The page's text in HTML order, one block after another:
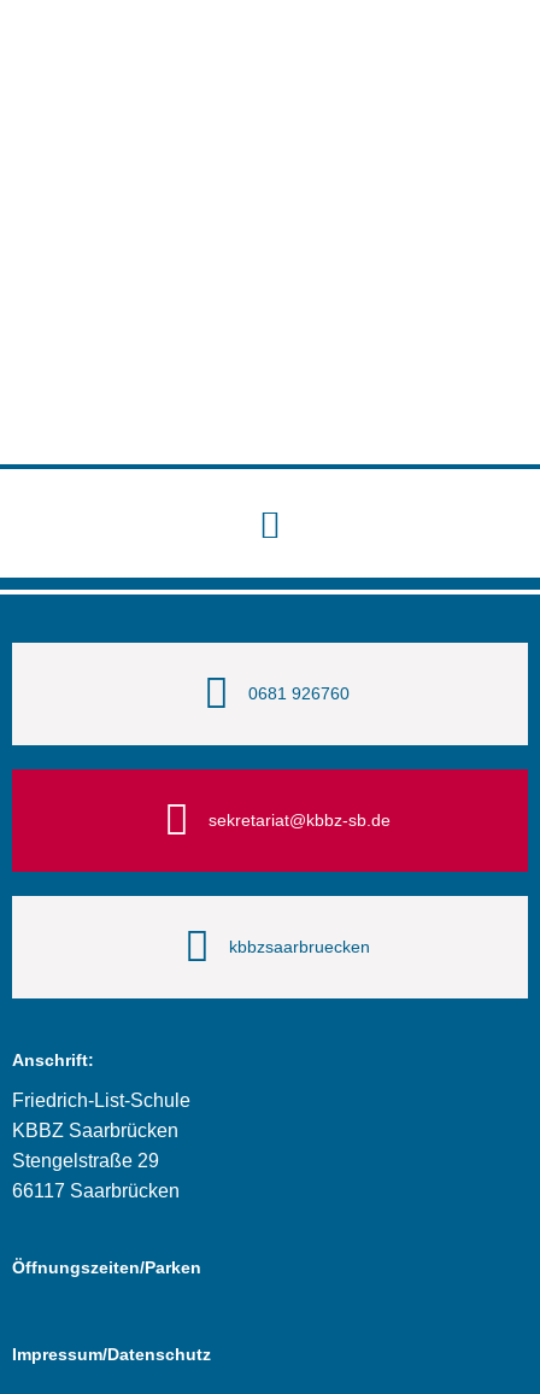
0681 926760
sekretariat@kbbz-sb.de
kbbzsaarbruecken
Anschrift:
Friedrich-List-Schule
KBBZ Saarbrücken
Stengelstraße 29
66117 Saarbrücken
Öffnungszeiten/Parken
Impressum/Datenschutz